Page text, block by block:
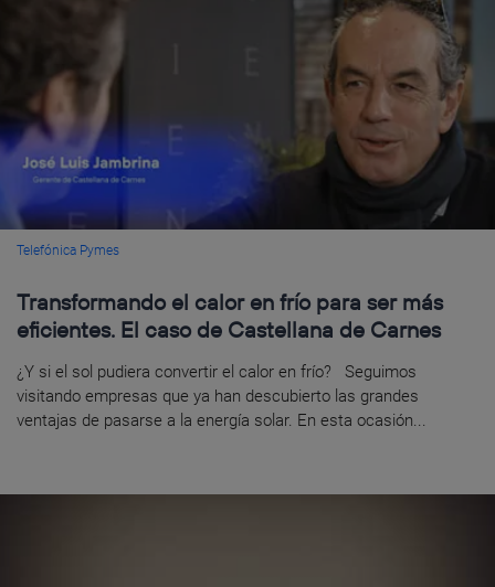
Telefónica Pymes
Transformando el calor en frío para ser más
eficientes. El caso de Castellana de Carnes
¿Y si el sol pudiera convertir el calor en frío? Seguimos
visitando empresas que ya han descubierto las grandes
ventajas de pasarse a la energía solar. En esta ocasión...